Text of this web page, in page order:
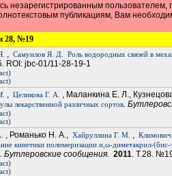
незарегистрированным
публикациям, Вам
.
28, №19
, Самуилов Я. Д. Роль водородных связей в
ROI: jbc-01/11-28-19-1
, Целикова Г. А. , Маланкина Е. Л.,
лекарственной различных сортов.
, Романько Н. А., Хайруллина Г. М. ,
кинетики полимеризации α,ω-диметакрил-
. Бутлеровские сообщения. 2011. Т.28.